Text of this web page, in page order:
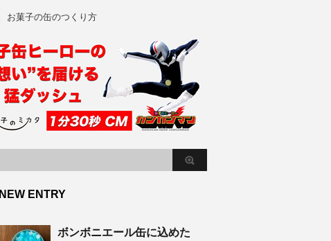
お菓子の缶のつくり方
NEW ENTRY
ボンボニエール缶に込めた